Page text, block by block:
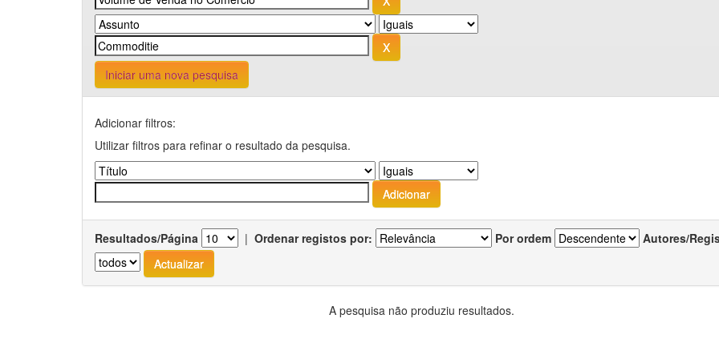
Iniciar uma nova pesquisa
Adicionar filtros:
Utilizar filtros para refinar o resultado da pesquisa.
Resultados/Página | Ordenar registos por: Por ordem Autores/
A pesquisa não produziu resultados.